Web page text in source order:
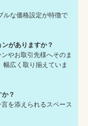
な価格設定が特徴で
がありますか？
やお取引先様へそのま
幅広く取り揃えていま
？
を添えられるスペース